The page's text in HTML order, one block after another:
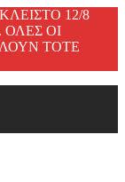
12/8
ΟΛΕΣ ΟΙ
ΤΟΤΕ